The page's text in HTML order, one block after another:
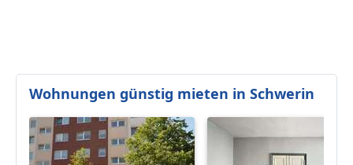
Wohnungen günstig mieten in Schwerin